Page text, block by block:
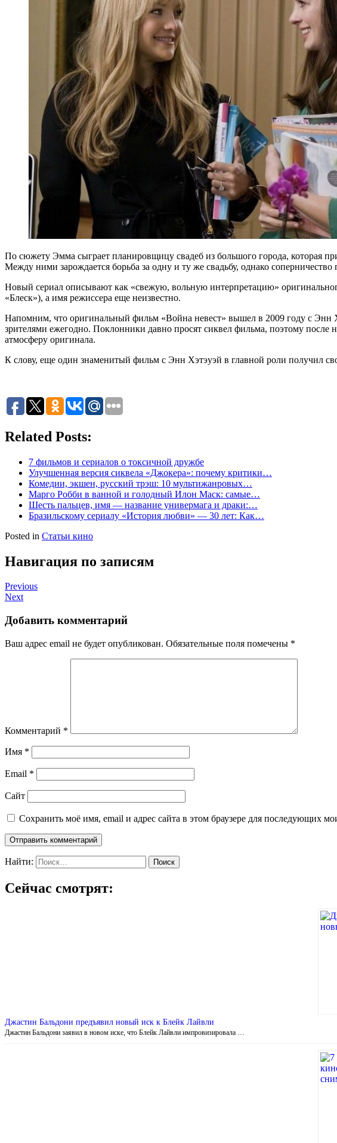
По сюжету Эмма сыграет планировщицу свадеб из большого города, которая
Между ними зарождается борьба за одну и ту же свадьбу, однако
Новый сериал описывают как «свежую, вольную интерпретацию»
«Блеск»), а имя режиссера еще неизвестно.
Напомним, что оригинальный фильм «Война невест» вышел в 2009 году с Энн
зрителями ежегодно. Поклонники давно просят сиквел фильма, поэтому после
атмосферу оригинала.
К слову, еще один знаменитый фильм с Энн Хэтэуэй в главной роли получил
Related Posts:
7 фильмов и сериалов о токсичной дружбе
Улучшенная версия сиквела «Джокера»: почему критики…
Комедии, экшен, русский трэш: 10 мультижанровых…
Марго Робби в ванной и голодный Илон Маск: самые…
Шесть пальцев, имя — название универмага и драки:…
Бразильскому сериалу «История любви» — 30 лет: Как…
Posted in Статьи кино
Навигация по записям
Previous
Next
Добавить комментарий
Ваш адрес email не будет опубликован. Обязательные поля помечены *
Комментарий *
Имя *
Email *
Сайт
Сохранить моё имя, email и адрес сайта в этом браузере для последующих
Найти:
Сейчас смотрят:
Джастин Бальдони предъявил новый иск к Блейк Лайвли
Джастин Бальдони заявил в новом иске, что Блейк Лайвли импровизировала …